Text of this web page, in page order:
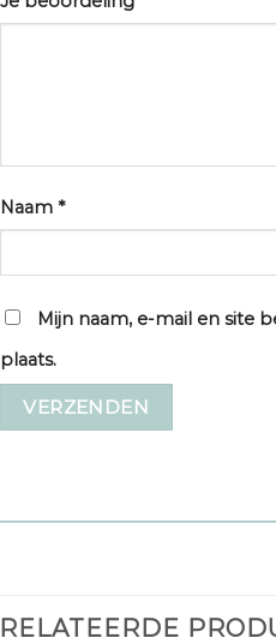
Naam *
Mijn naam, e-mail en site
plaats.